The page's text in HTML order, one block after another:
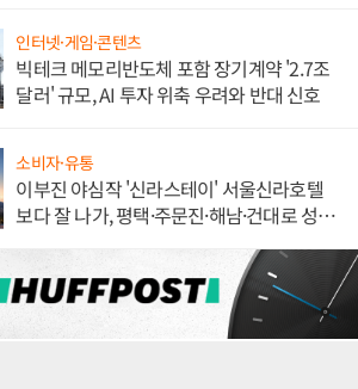
인터넷·게임·콘텐츠
빅테크 메모리반도체 포함 장기계약 '2.7조
달러' 규모, AI 투자 위축 우려와 반대 신호
소비자·유통
이부진 야심작 '신라스테이' 서울신라호텔
보다 잘 나가, 평택·주문진·해남·건대로 성